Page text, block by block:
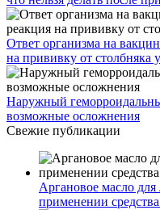
Ответ организма на
на прививку от столбняка
Наружный
возможные осложнения
Свежие публикации
Аргановое масло
применении